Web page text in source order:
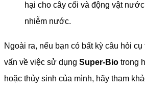
hại cho cây cối và động vật
nhiễm nước.
Ngoài ra, nếu bạn có bất kỳ câu hỏi
vấn về việc sử dụng Super-Bio trong
hoặc thủy sinh của mình, hãy tham